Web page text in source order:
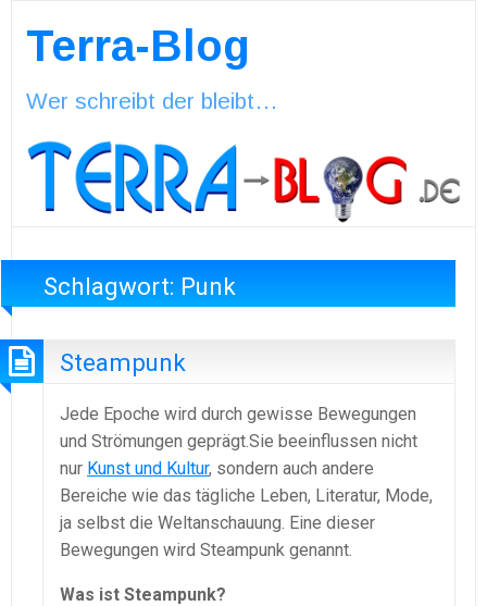
Terra-Blog
Wer schreibt der bleibt…
Schlagwort: Punk
Steampunk
Jede Epoche wird durch gewisse Bewegungen
und Strömungen geprägt.Sie beeinflussen nicht
nur Kunst und Kultur, sondern auch andere
Bereiche wie das tägliche Leben, Literatur, Mode,
ja selbst die Weltanschauung. Eine dieser
Bewegungen wird Steampunk genannt.
Was ist Steampunk?